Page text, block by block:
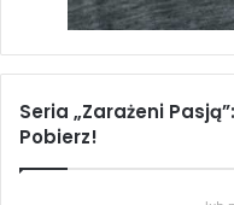
Seria „Zarażeni
Pobierz!